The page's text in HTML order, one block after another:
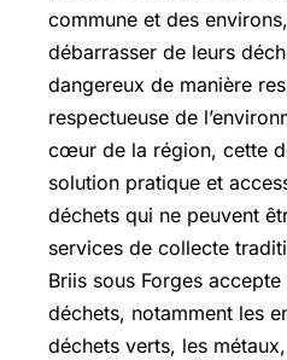
commune et des
débarrasser de leurs
dangereux de manière
respectueuse de
cœur de la région, cette
solution pratique et
déchets qui ne peuvent
services de collecte
Briis sous Forges
déchets, notamment les
déchets verts, les